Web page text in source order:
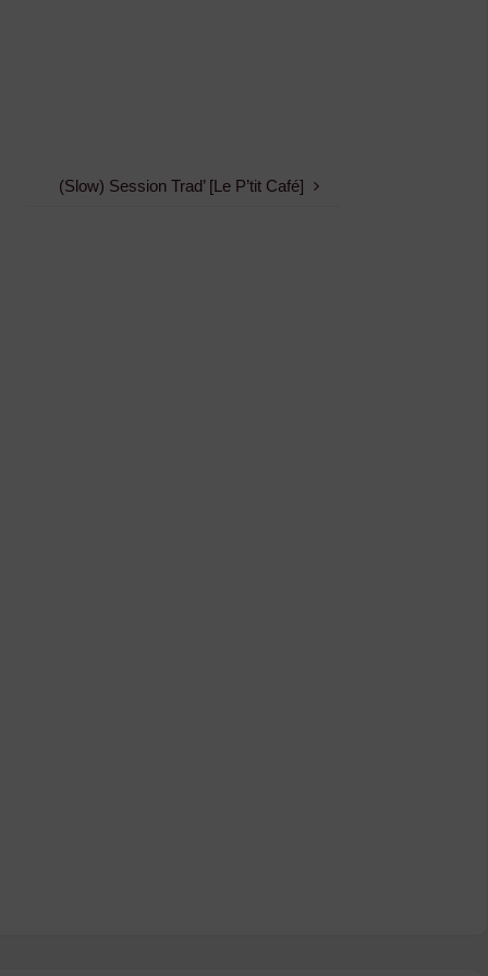
(Slow) Session Trad’ [Le P’tit Café]